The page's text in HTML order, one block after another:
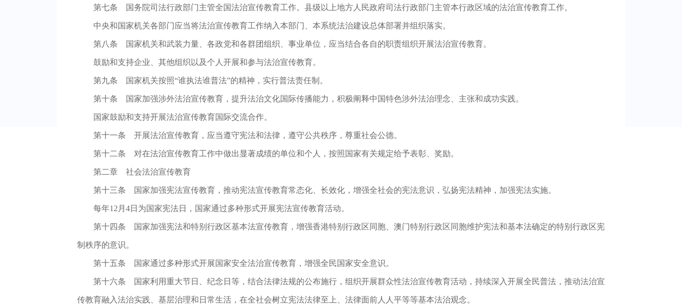
第七条 国务院司法行政部门主管全国法治宣传教育工作。县级以上地方人民政府司法行政部门主管本行政区域的法治宣传教育工作。
中央和国家机关各部门应当将法治宣传教育工作纳入本部门、本系统法治建设总体部署并组织落实。
第八条 国家机关和武装力量、各政党和各群团组织、事业单位，应当结合各自的职责组织开展法治宣传教育。
鼓励和支持企业、其他组织以及个人开展和参与法治宣传教育。
第九条 国家机关按照“谁执法谁普法”的精神，实行普法责任制。
第十条 国家加强涉外法治宣传教育，提升法治文化国际传播能力，积极阐释中国特色涉外法治理念、主张和成功实践。
国家鼓励和支持开展法治宣传教育国际交流合作。
第十一条 开展法治宣传教育，应当遵守宪法和法律，遵守公共秩序，尊重社会公德。
第十二条 对在法治宣传教育工作中做出显著成绩的单位和个人，按照国家有关规定给予表彰、奖励。
第二章 社会法治宣传教育
第十三条 国家加强宪法宣传教育，推动宪法宣传教育常态化、长效化，增强全社会的宪法意识，弘扬宪法精神，加强宪法实施。
每年12月4日为国家宪法日，国家通过多种形式开展宪法宣传教育活动。
第十四条 国家加强宪法和特别行政区基本法宣传教育，增强香港特别行政区同胞、澳门特别行政区同胞维护宪法和基本法确定的特别行政区宪
制秩序的意识。
第十五条 国家通过多种形式开展国家安全法治宣传教育，增强全民国家安全意识。
第十六条 国家利用重大节日、纪念日等，结合法律法规的公布施行，组织开展群众性法治宣传教育活动，持续深入开展全民普法，推动法治宣
传教育融入法治实践、基层治理和日常生活，在全社会树立宪法法律至上、法律面前人人平等等基本法治观念。